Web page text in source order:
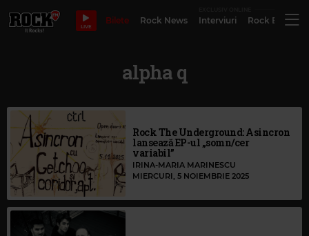
LIVE
Bilete Rock News Interviuri Rock
alpha q
Rock The Underground: Asincron
lansează EP-ul „somn/cer
variabil”
IRINA-MARIA MARINESCU
MIERCURI, 5 NOIEMBRIE 2025